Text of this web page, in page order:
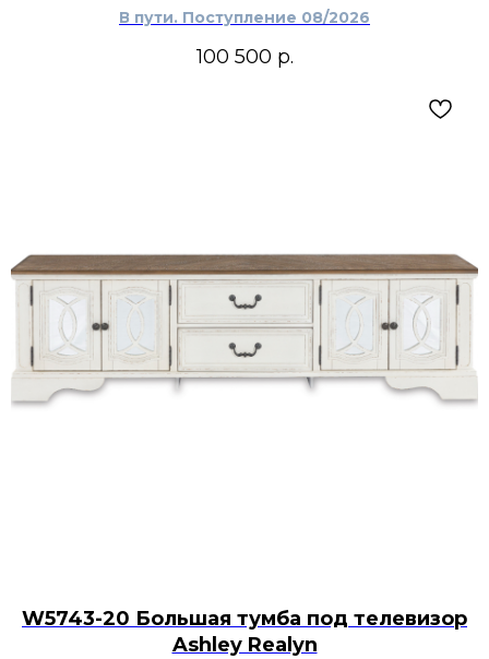
В пути. Поступление 08/2026
100 500 р.
W5743-20 Большая тумба под телевизор
Ashley Realyn